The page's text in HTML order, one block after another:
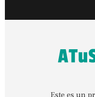
Este es un